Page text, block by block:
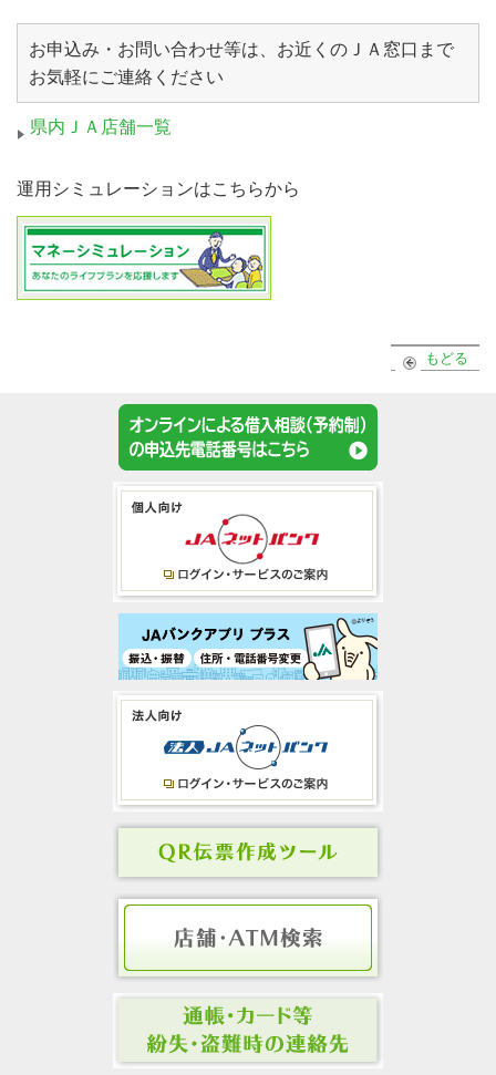
お申込み・お問い合わせ等は、お近くのＪＡ窓口まで
お気軽にご連絡ください
県内ＪＡ店舗一覧
運用シミュレーションはこちらから
もどる